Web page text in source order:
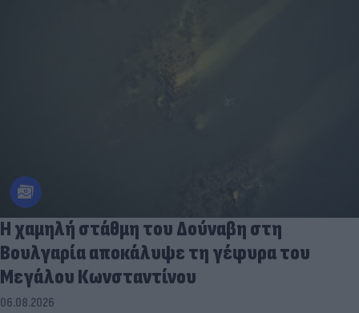
Η χαμηλή στάθμη του Δούναβη στη
Βουλγαρία αποκάλυψε τη γέφυρα του
Μεγάλου Κωνσταντίνου
06.08.2026